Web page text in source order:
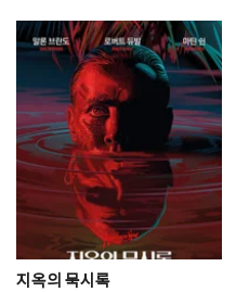
지옥의 묵시록